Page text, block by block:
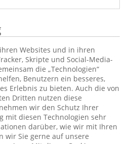
Websites und in ihren
Skripte und Social-Media-
die „Technologien“
Benutzern ein besseres,
Erlebnis zu bieten. Auch die von
Dritten nutzen diese
wir den Schutz Ihrer
mit diesen Technologien sehr
darüber, wie wir mit Ihren
wir Sie gerne auf unsere